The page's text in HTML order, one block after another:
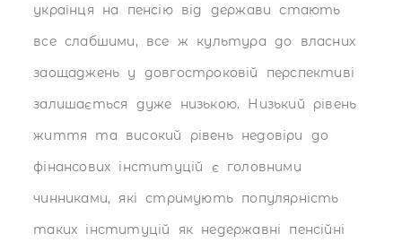
українця на пенсію від держави стають
все слабшими, все ж культура до власних
заощаджень у довгостроковій перспективі
залишається дуже низькою. Низький рівень
життя та високий рівень недовіри до
фінансових інституцій є головними
чинниками, які стримують популярність
таких інституцій як недержавні пенсійні